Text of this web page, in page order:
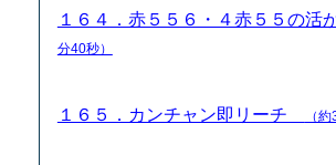
１６４．赤５５６・４赤５５の活
分40秒）
１６５．カンチャン即リーチ （約